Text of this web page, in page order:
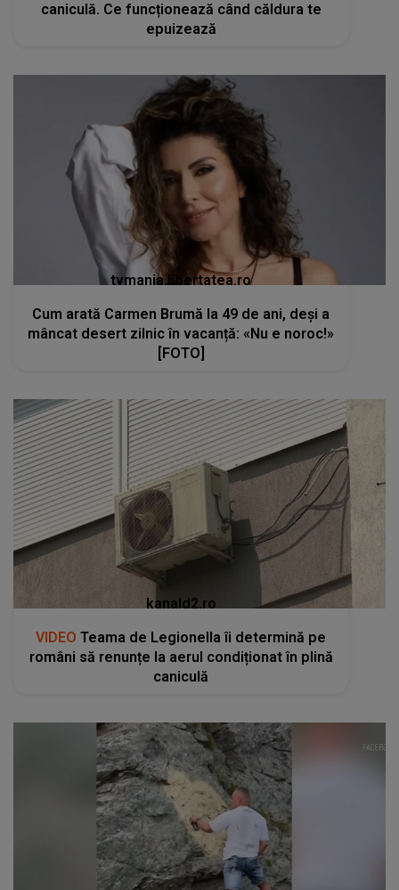
caniculă. Ce funcționează când căldura te
epuizează
tvmania.libertatea.ro
Cum arată Carmen Brumă la 49 de ani, deși a
mâncat desert zilnic în vacanță: «Nu e noroc!»
[FOTO]
kanald2.ro
VIDEO Teama de Legionella îi determină pe
români să renunțe la aerul condiționat în plină
caniculă